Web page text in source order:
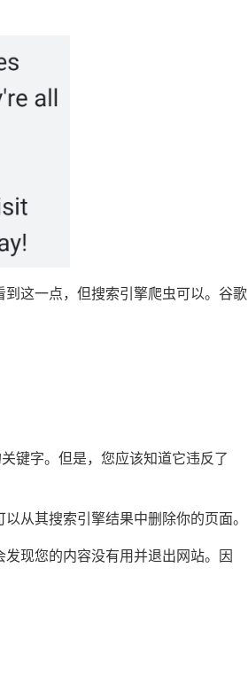
这一点，但搜索引擎爬虫可以。谷歌
键字。但是，您应该知道它违反了
从其搜索引擎结果中删除你的页面。
现您的内容没有用并退出网站。因